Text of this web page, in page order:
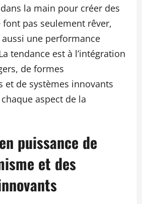
la main pour créer des
pas seulement rêver,
une performance
tendance est à l’intégration
de formes
et de systèmes innovants
aspect de la
puissance de
et des